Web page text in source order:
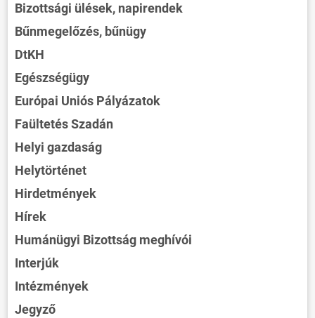
Bizottsági ülések, napirendek
Bűnmegelőzés, bűnügy
DtKH
Egészségügy
Európai Uniós Pályázatok
Faültetés Szadán
Helyi gazdaság
Helytörténet
Hirdetmények
Hírek
Humánügyi Bizottság meghívói
Interjúk
Intézmények
Jegyző